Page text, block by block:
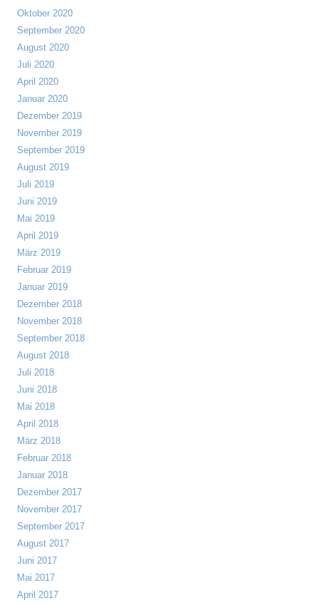
Oktober 2020
September 2020
August 2020
Juli 2020
April 2020
Januar 2020
Dezember 2019
November 2019
September 2019
August 2019
Juli 2019
Juni 2019
Mai 2019
April 2019
März 2019
Februar 2019
Januar 2019
Dezember 2018
November 2018
September 2018
August 2018
Juli 2018
Juni 2018
Mai 2018
April 2018
März 2018
Februar 2018
Januar 2018
Dezember 2017
November 2017
September 2017
August 2017
Juni 2017
Mai 2017
April 2017